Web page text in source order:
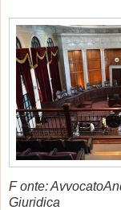
F onte:
Giuridica